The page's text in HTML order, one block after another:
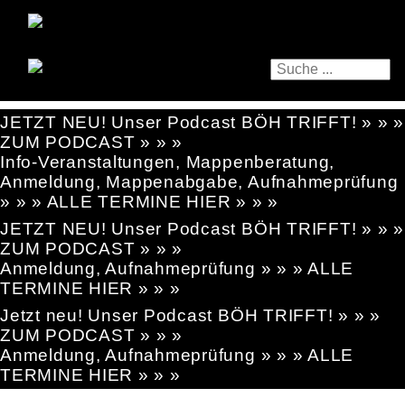
JETZT NEU! Unser Podcast BÖH TRIFFT! » » »
ZUM PODCAST » » »
Info-Veranstaltungen, Mappenberatung,
Anmeldung, Mappenabgabe, Aufnahmeprüfung
» » » ALLE TERMINE HIER » » »
JETZT NEU! Unser Podcast BÖH TRIFFT! » » »
ZUM PODCAST » » »
Anmeldung, Aufnahmeprüfung » » » ALLE
TERMINE HIER » » »
Jetzt neu! Unser Podcast BÖH TRIFFT! » » »
ZUM PODCAST » » »
Anmeldung, Aufnahmeprüfung » » » ALLE
TERMINE HIER » » »